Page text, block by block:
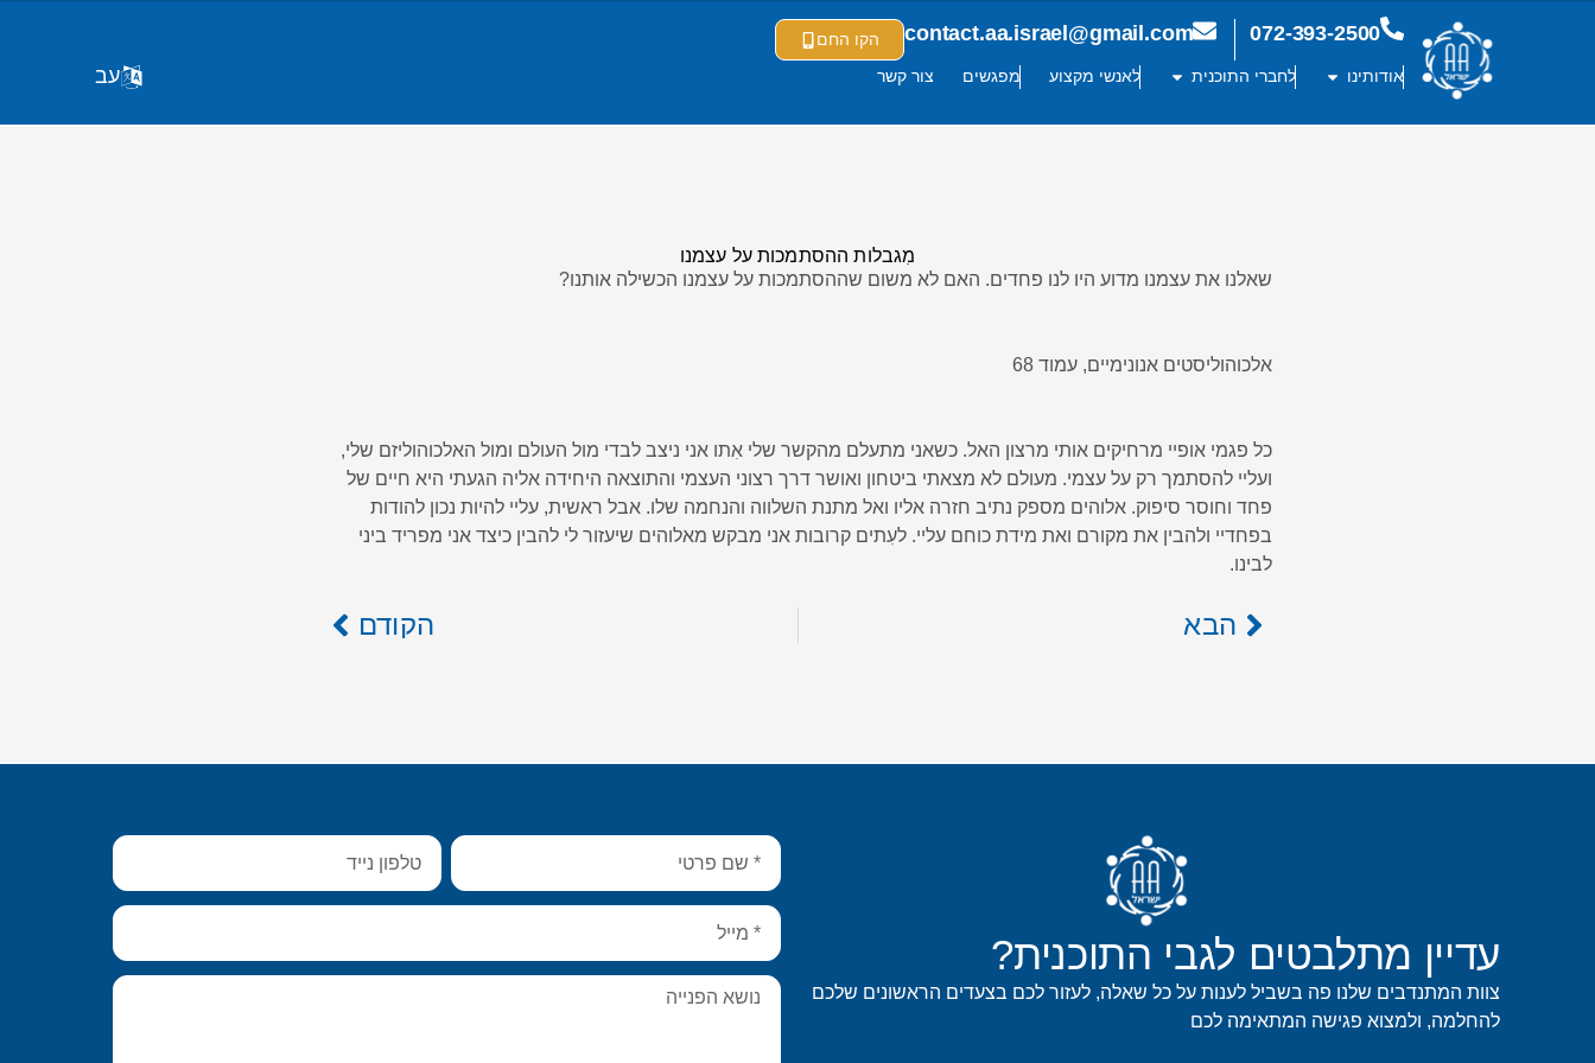
072-393-2500
contact.aa.israel@gmail.com
הקו החם
אודותינו
לחברי התוכנית לאנשי מקצוע מפגשים צור קשר עב
מִגבלות ההסתמכות על עצמנו
שאלנו את עצמנו מדוע היו לנו פחדים. האם לא משום שההסתמכות על עצמנו הכשילה אותנו?
אלכוהוליסטים אנונימיים, עמוד 68
כל פגמי אופיי מרחיקים אותי מרצון האל. כשאני מתעלם מהקשר שלי אִתו אני ניצב לבדי מול העולם ומול האלכוהוליזם שלי,
ועליי להסתמך רק על עצמי. מעולם לא מצאתי ביטחון ואושר דרך רצוני העצמי והתוצאה היחידה אליה הגעתי היא חיים של
פחד וחוסר סיפוק. אלוהים מספק נתיב חזרה אליו ואל מתנת השלווה והנחמה שלו. אבל ראשית, עליי להיות נכון להודות
בפחדיי ולהבין את מקורם ואת מידת כוחם עליי. לעִתים קרובות אני מבקש מאלוהים שיעזור לי להבין כיצד אני מפריד ביני
לבינו.
הבא הקודם
עדיין מתלבטים לגבי התוכנית?
צוות המתנדבים שלנו פה בשביל לענות על כל שאלה, לעזור לכם בצעדים הראשונים שלכם
להחלמה, ולמצוא פגישה המתאימה לכם